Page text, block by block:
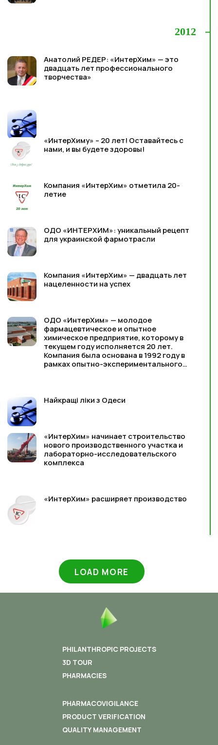
2012
Анатолий РЕДЕР: «ИнтерХим» — это
двадцать лет профессионального
творчества»
«ИнтерХиму» – 20 лет! Оставайтесь с
нами, и вы будете здоровы!
Компания «ИнтерХим» отметила 20-
летие
ОДО «ИНТЕРХИМ»: уникальный рецепт
для украинской фармотрасли
Компания «ИнтерХим» — двадцать лет
нацеленности на успех
ОДО «ИнтерХим» — молодое
фармацевтическое и опытное
химическое предприятие, которому в
текущем году исполняется 20 лет.
Компания была основана в 1992 году в
рамках опытно-экспериментального
Найкращі ліки з Одеси
«ИнтерХим» начинает строительство
нового производственного участка и
лабораторно-исследовательского
комплекса
«ИнтерХим» расширяет производство
LOAD MORE
PHILANTHROPIC PROJECTS
3D TOUR
PHARMACIES
PHARMACOVIGILANCE
PRODUCT VERIFICATION
QUALITY MANAGEMENT